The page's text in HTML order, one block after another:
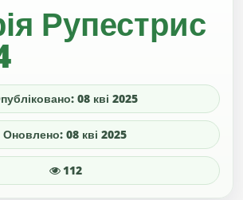
Рупестрис
08 кві 2025
Оновлено: 08 кві 2025
112